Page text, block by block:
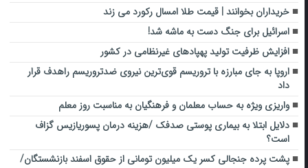
خریداران بخوانند | قیمت طلا امسال رکورد می زند
اسرائیل برای جنگ دست به ماشه شد!
افزایش ظرفیت تولید پهپادهای غیرنظامی در کشور
اروپا به جای مبارزه با تروریسم قوی‌ترین نیروی ضدتروریسم راهدف قرار
داد
واریزی ویژه به حساب معلمان و فرهنگیان به مناسبت روز معلم
دلایل ابتلا به بیماری پوستی صدفک /هزینه درمان پسوریازیس گزاف
است؟
پشت پرده جنجالی کسر یک میلیون تومانی از حقوق اسفند بازنشستگان/